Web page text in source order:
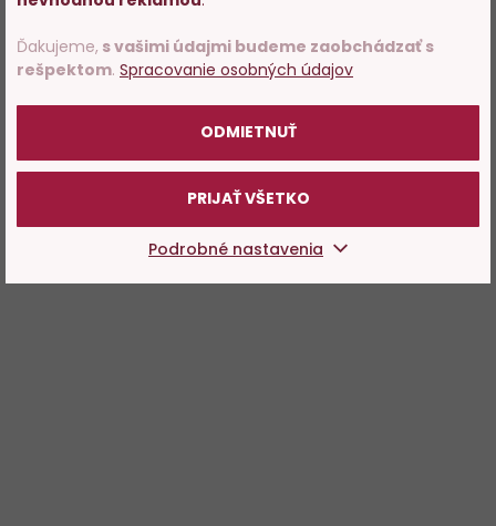
Ďakujeme, s vašimi údajmi budeme zaobchádzať s
rešpektom. Spracovanie osobných údajov
ODMIETNUŤ
PRIJAŤ VŠETKO
Podrobné nastavenia